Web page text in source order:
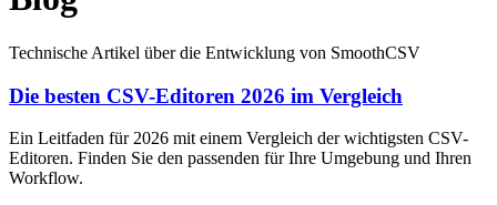
Technische Artikel über die Entwicklung von SmoothCSV
Die besten CSV-Editoren 2026 im Vergleich
Ein Leitfaden für 2026 mit einem Vergleich der wichtigsten CSV-
Editoren. Finden Sie den passenden für Ihre Umgebung und Ihren
Workflow.